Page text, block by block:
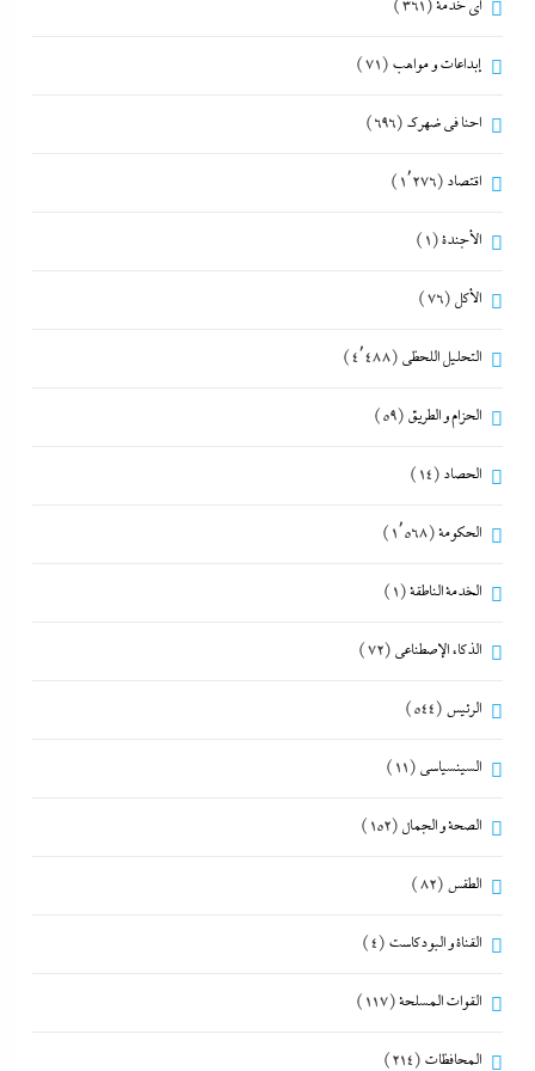
أي خدمة(361)
إبداعات و مواهب (71)
احنا في ضهرك (696)
اقتصاد (1٬276)
الأجندة(1)
الأكل (76)
التحليل اللحظي (4٬488)
الحزام و الطريق (59)
الحصاد (14)
الحكومة(1٬568)
الخدمة الناطقة(1)
الذكاء الإصطناعي (72)
الرئيس (544)
السينسياسي (11)
الصحة و الجمال (152)
الطقس (82)
القناة و البودكاست (4)
القوات المسلحة(117)
المحافظات (214)